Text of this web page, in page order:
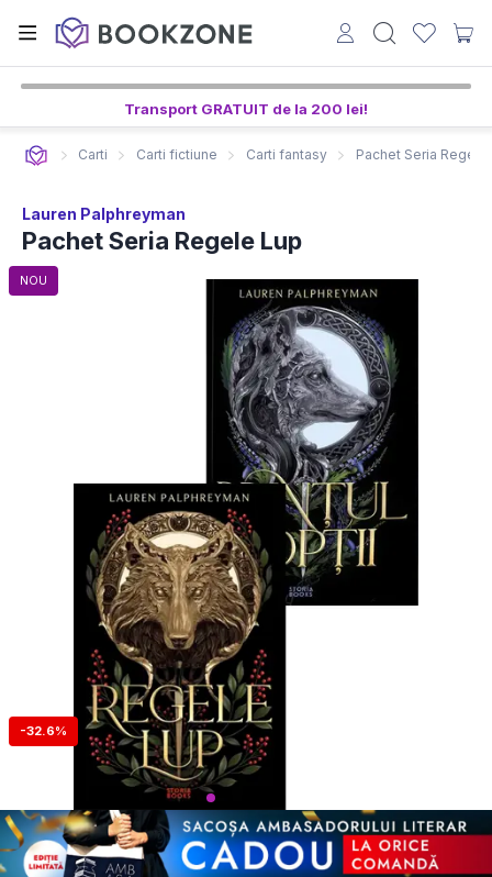
Transport GRATUIT de la 200 lei!
7 ore, 40 min, 40 sec
Carti Carti fictiune Carti fantasy Pachet Seria Regele
Lauren Palphreyman
Pachet Seria Regele Lup
NOU
-32.6%